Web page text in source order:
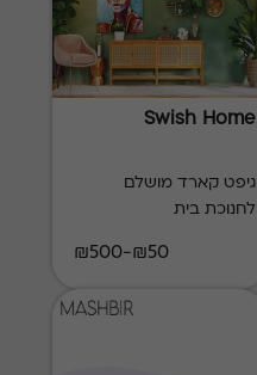
Swish Home
גיפט קארד מושלם
לחנוכת בית
₪50-₪500